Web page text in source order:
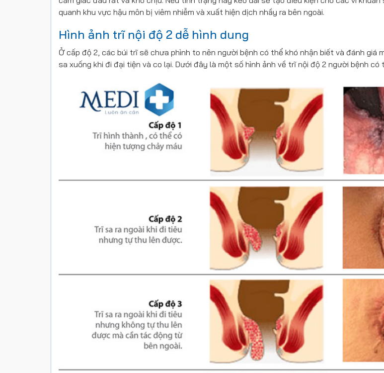
quanh khu vực hậu môn bị viêm nhiễm và xuất hiện dịch nhầy ra bên ngoài.
Hình ảnh trĩ nội độ 2 dễ hình dung
Ở cấp độ 2, các búi trĩ sẽ chưa phình to nên người bệnh có thể khó nhận biết và đánh giá
sa xuống khi đi đại tiện và co lại. Dưới đây là một số hình ảnh về trĩ nội độ 2 người bệnh có